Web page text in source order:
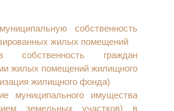
собственность
жилых помещений
собственность граждан
жилых помещений жилищного
жилищного фонда)
муниципального имущества
земельных участков) в